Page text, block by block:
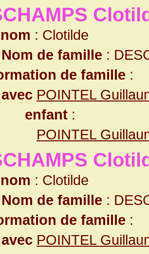
: Clotilde
Nom de famille :
de famille :
avec POINTEL
enfant :
POINTEL
: Clotilde
Nom de famille :
de famille :
avec POINTEL